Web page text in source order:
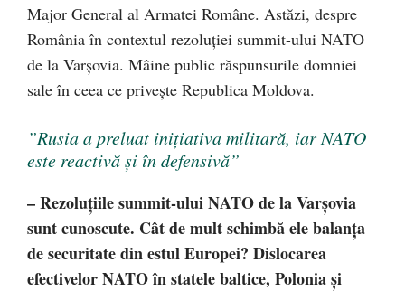
Major General al Armatei Române. Astăzi, despre
România în contextul rezoluției summit-ului NATO
de la Varșovia. Mâine public răspunsurile domniei
sale în ceea ce privește Republica Moldova.
”Rusia a preluat inițiativa militară, iar NATO
este reactivă și în defensivă”
– Rezoluțiile summit-ului NATO de la Varșovia
sunt cunoscute. Cât de mult schimbă ele balanța
de securitate din estul Europei? Dislocarea
efectivelor NATO în statele baltice, Polonia și